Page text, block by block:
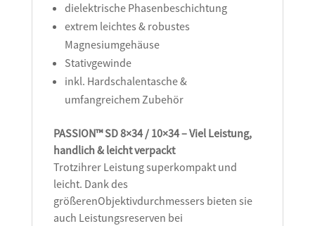
dielektrische Phasenbeschichtung
extrem leichtes & robustes
Magnesiumgehäuse
Stativgewinde
inkl. Hardschalentasche &
umfangreichem Zubehör
PASSION™ SD 8×34 / 10×34 – Viel Leistung,
handlich & leicht verpackt
Trotzihrer Leistung superkompakt und
leicht. Dank des
größerenObjektivdurchmessers bieten sie
auch Leistungsreserven bei